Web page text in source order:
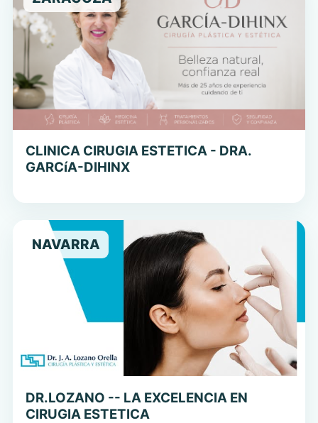
CLINICA CIRUGIA ESTETICA - DRA.
GARCí­A-DIHINX
NAVARRA
DR.LOZANO -- LA EXCELENCIA EN
CIRUGIA ESTETICA